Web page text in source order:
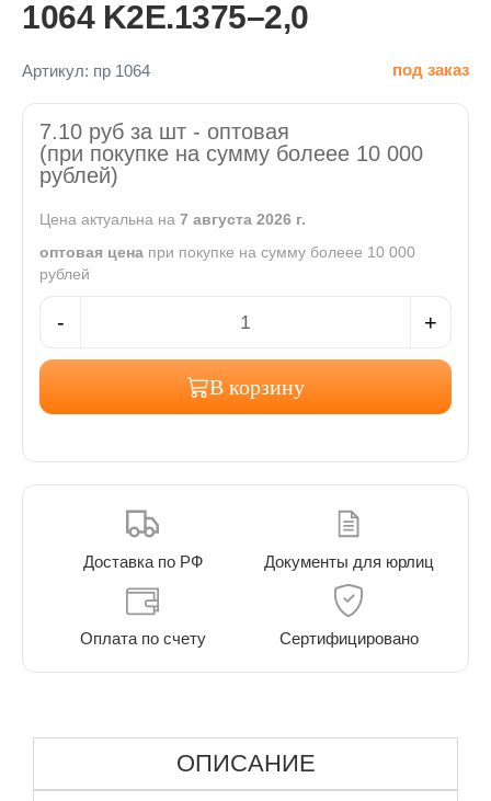
1064 K2E.1375–2,0
Артикул: пр 1064 под заказ
7.10 руб за шт - оптовая
(при покупке на сумму болеее 10 000
рублей)
Цена актуальна на 7 августа 2026 г.
оптовая цена при покупке на сумму болеее 10 000
рублей
+
-
В корзину
Доставка по РФ Документы для юрлиц
Оплата по счету Сертифицировано
ОПИСАНИЕ